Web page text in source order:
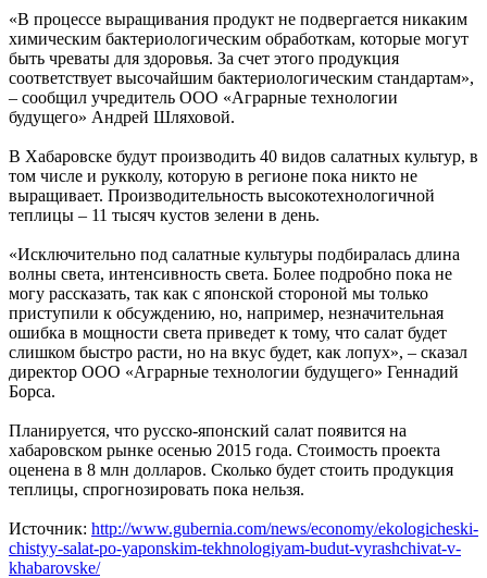
«В процессе выращивания продукт не подвергается никаким
химическим бактериологическим обработкам, которые могут
быть чреваты для здоровья. За счет этого продукция
соответствует высочайшим бактериологическим стандартам»,
– сообщил учредитель ООО «Аграрные технологии
будущего» Андрей Шляховой.
В Хабаровске будут производить 40 видов салатных культур, в
том числе и рукколу, которую в регионе пока никто не
выращивает. Производительность высокотехнологичной
теплицы – 11 тысяч кустов зелени в день.
«Исключительно под салатные культуры подбиралась длина
волны света, интенсивность света. Более подробно пока не
могу рассказать, так как с японской стороной мы только
приступили к обсуждению, но, например, незначительная
ошибка в мощности света приведет к тому, что салат будет
слишком быстро расти, но на вкус будет, как лопух», – сказал
директор ООО «Аграрные технологии будущего» Геннадий
Борса.
Планируется, что русско-японский салат появится на
хабаровском рынке осенью 2015 года. Стоимость проекта
оценена в 8 млн долларов. Сколько будет стоить продукция
теплицы, спрогнозировать пока нельзя.
Источник: http://www.gubernia.com/news/economy/ekologicheski-
chistyy-salat-po-yaponskim-tekhnologiyam-budut-vyrashchivat-v-
khabarovske/